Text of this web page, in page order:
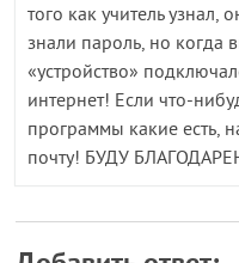
того как учитель узнал,
знали пароль, но когда
«устройство»
интернет! Если что-
программы какие есть,
почту! БУДУ